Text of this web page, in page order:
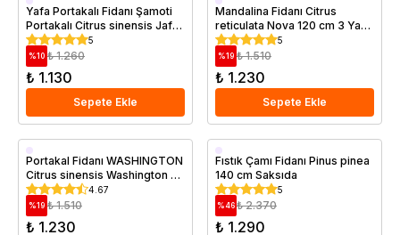
Aşılı
Saksıda
Yafa Portakalı Fidanı Şamoti
Portakalı Citrus sinensis Jaffa
80 100 cm Saksıda
5
%10 ₺ 1.260
₺ 1.130
Sepete Ekle
Aşılı
Geççi
Mandalina Fidanı Citrus
reticulata Nova 120 cm 3 Yaş
Saksıda
5
%19 ₺ 1.510
₺ 1.230
Sepete Ekle
Aşılı
Saksıda
Portakal Fidanı WASHINGTON
Citrus sinensis Washington 3
Yaş 120 cm 4.67
%19 ₺ 1.510
₺ 1.230
Saksıda
Fıstık Çamı Fidanı Pinus pinea
140 cm Saksıda
5
%46 ₺ 2.370
₺ 1.290